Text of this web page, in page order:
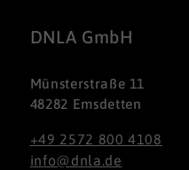
DNLA GmbH
Münsterstraße 11
48282 Emsdetten
+49 2572 800 4108
info@dnla.de